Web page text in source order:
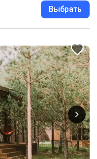
Выбрать